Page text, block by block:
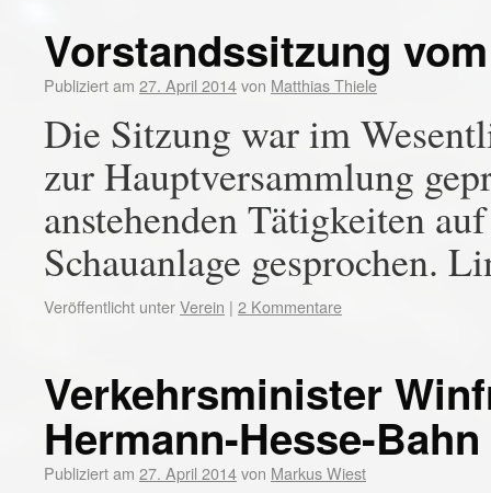
Vorstandssitzung
Publiziert am 27. April 2014von Matthias Thiele
Die Sitzung war im
zur Hauptversammlung
anstehenden Tätigkeiten
Schauanlage gesprochen.
Veröffentlicht unterVerein | 2 Kommentare
Verkehrsminister
Hermann-Hesse-Bahn
Publiziert am 27. April 2014von Markus Wiest